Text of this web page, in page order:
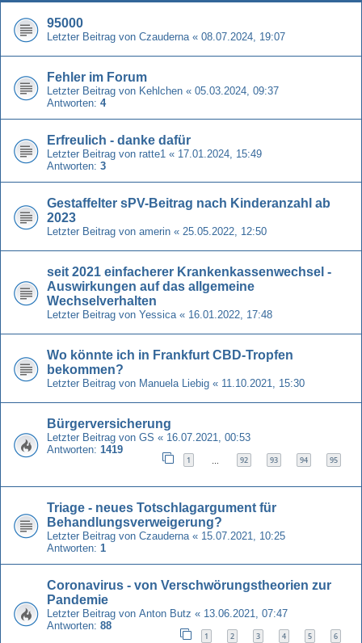
95000
Letzter Beitrag von Czauderna « 08.07.2024, 19:07
Fehler im Forum
Letzter Beitrag von Kehlchen « 05.03.2024, 09:37
Antworten: 4
Erfreulich - danke dafür
Letzter Beitrag von ratte1 « 17.01.2024, 15:49
Antworten: 3
Gestaffelter sPV-Beitrag nach Kinderanzahl ab
2023
Letzter Beitrag von amerin « 25.05.2022, 12:50
seit 2021 einfacherer Krankenkassenwechsel -
Auswirkungen auf das allgemeine
Wechselverhalten
Letzter Beitrag von Yessica « 16.01.2022, 17:48
Wo könnte ich in Frankfurt CBD-Tropfen
bekommen?
Letzter Beitrag von Manuela Liebig « 11.10.2021, 15:30
Bürgerversicherung
Letzter Beitrag von GS « 16.07.2021, 00:53
Antworten: 1419
1 92 93 94 95
Triage - neues Totschlagargument für
Behandlungsverweigerung?
Letzter Beitrag von Czauderna « 15.07.2021, 10:25
Antworten: 1
Coronavirus - von Verschwörungstheorien zur
Pandemie
Letzter Beitrag von Anton Butz « 13.06.2021, 07:47
Antworten: 88
1 2 3 4 5 6